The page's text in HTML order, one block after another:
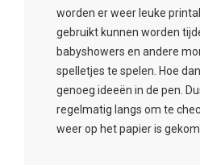
worden er weer leuke
gebruikt kunnen worden
babyshowers en andere
spelletjes te spelen. Hoe
genoeg ideeën in de pen.
regelmatig langs om te
weer op het papier is